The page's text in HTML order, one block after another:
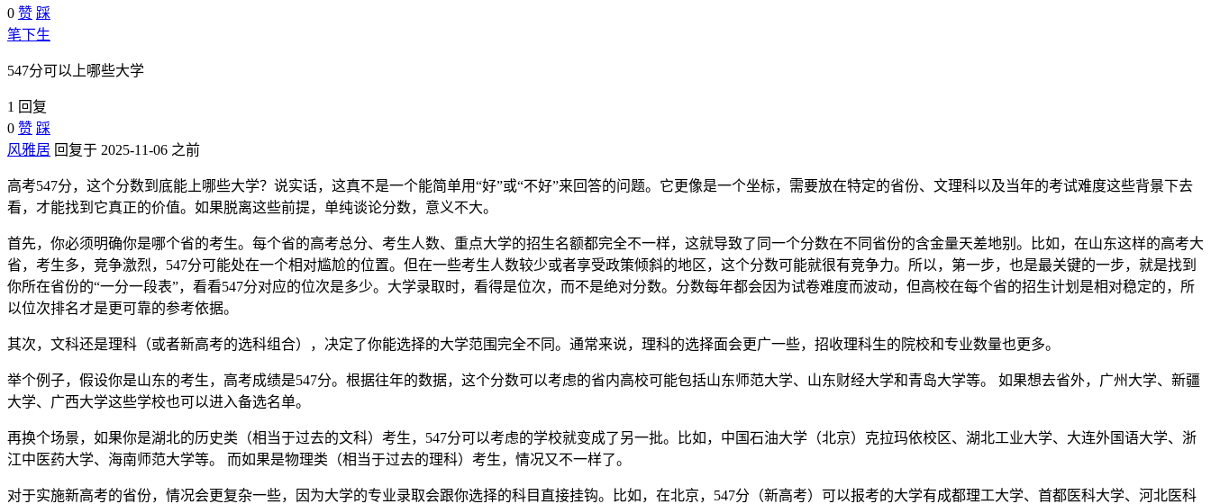
0 赞 踩
笔下生
547分可以上哪些大学
1 回复
0 赞 踩
风雅居 回复于 2025-11-06 之前
高考547分，这个分数到底能上哪些大学？说实话，这真不是一个能简单用“好”或“不好”来回答的问题。它更像是一个坐标，需要放在特定的省份、文理科以及当年的考试难度这些背景下去
看，才能找到它真正的价值。如果脱离这些前提，单纯谈论分数，意义不大。
首先，你必须明确你是哪个省的考生。每个省的高考总分、考生人数、重点大学的招生名额都完全不一样，这就导致了同一个分数在不同省份的含金量天差地别。比如，在山东这样的高考大
省，考生多，竞争激烈，547分可能处在一个相对尴尬的位置。但在一些考生人数较少或者享受政策倾斜的地区，这个分数可能就很有竞争力。所以，第一步，也是最关键的一步，就是找到
你所在省份的“一分一段表”，看看547分对应的位次是多少。大学录取时，看得是位次，而不是绝对分数。分数每年都会因为试卷难度而波动，但高校在每个省的招生计划是相对稳定的，所
以位次排名才是更可靠的参考依据。
其次，文科还是理科（或者新高考的选科组合），决定了你能选择的大学范围完全不同。通常来说，理科的选择面会更广一些，招收理科生的院校和专业数量也更多。
举个例子，假设你是山东的考生，高考成绩是547分。根据往年的数据，这个分数可以考虑的省内高校可能包括山东师范大学、山东财经大学和青岛大学等。 如果想去省外，广州大学、新疆
大学、广西大学这些学校也可以进入备选名单。
再换个场景，如果你是湖北的历史类（相当于过去的文科）考生，547分可以考虑的学校就变成了另一批。比如，中国石油大学（北京）克拉玛依校区、湖北工业大学、大连外国语大学、浙
江中医药大学、海南师范大学等。 而如果是物理类（相当于过去的理科）考生，情况又不一样了。
对于实施新高考的省份，情况会更复杂一些，因为大学的专业录取会跟你选择的科目直接挂钩。比如，在北京，547分（新高考）可以报考的大学有成都理工大学、首都医科大学、河北医科